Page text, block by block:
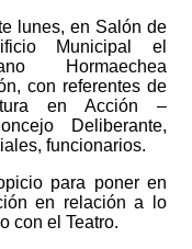
lunes, en Salón de
Municipal el
Hormaechea
con referentes de
en Acción –
Deliberante,
funcionarios.
para poner en
en relación a lo
con el Teatro.